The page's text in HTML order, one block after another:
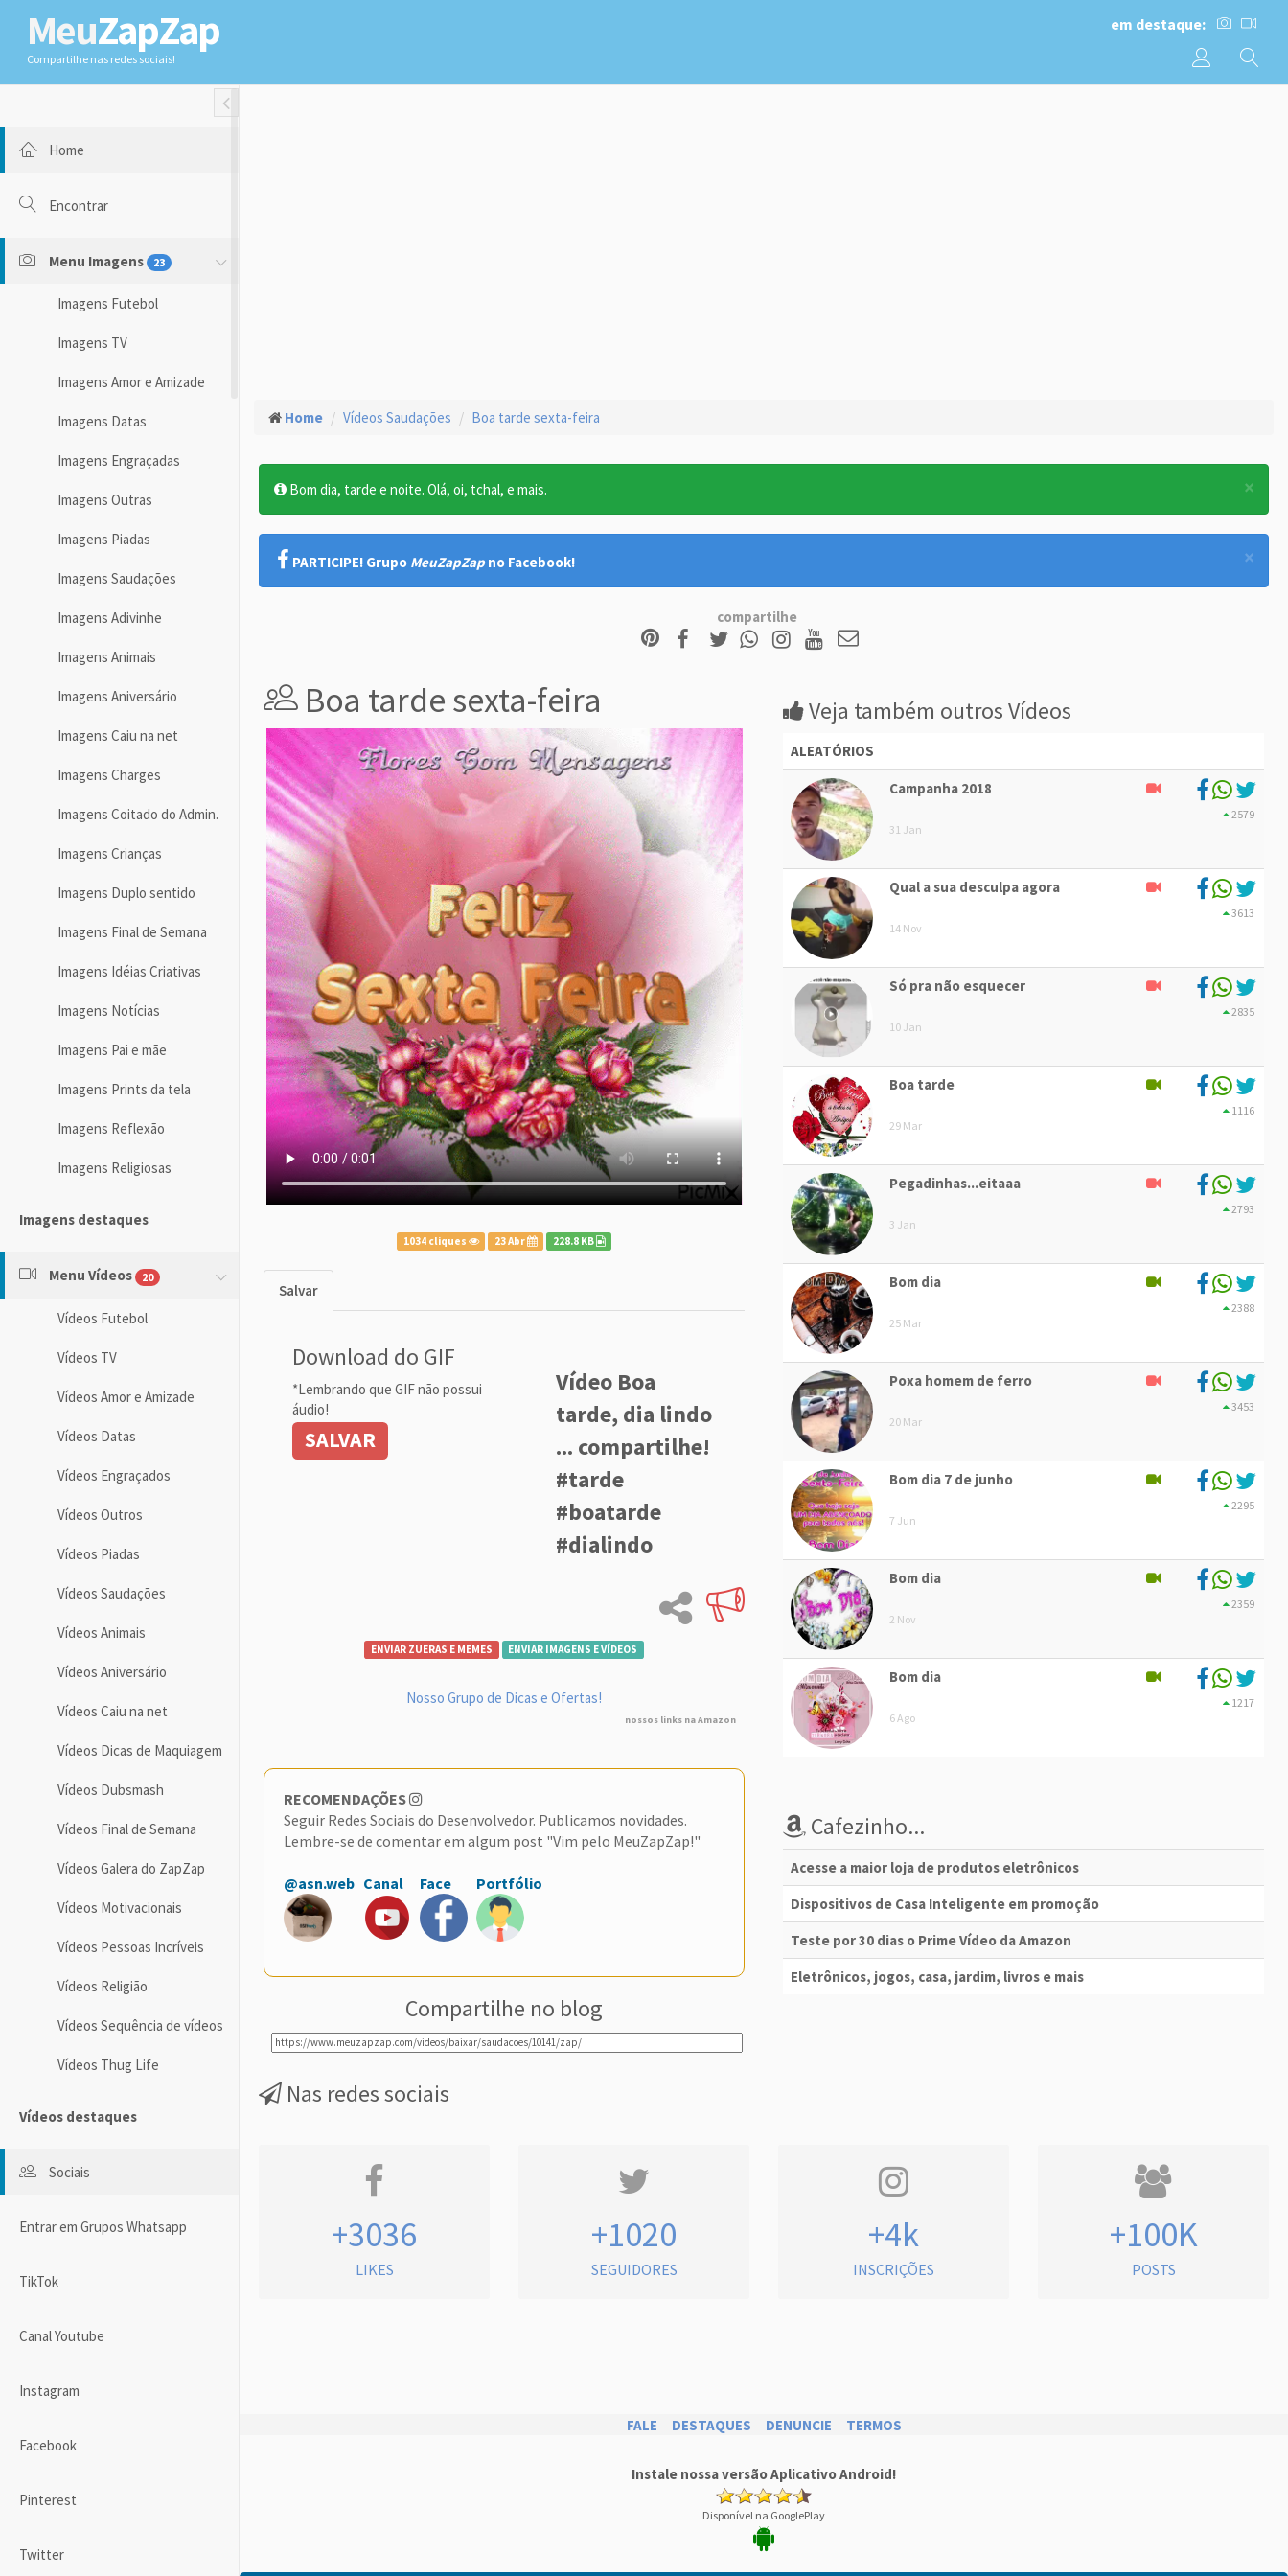
MeuZapZap
Compartilhe nas redes sociais!
em destaque:
Toggle Fullwidth
Home
Encontrar
Menu Imagens 23
Imagens Futebol
Imagens TV
Imagens Amor e Amizade
Imagens Datas
Imagens Engraçadas
Imagens Outras
Imagens Piadas
Imagens Saudações
Imagens Adivinhe
Imagens Animais
Imagens Aniversário
Imagens Caiu na net
Imagens Charges
Imagens Coitado do Admin.
Imagens Crianças
Imagens Duplo sentido
Imagens Final de Semana
Imagens Idéias Criativas
Imagens Notícias
Imagens Pai e mãe
Imagens Prints da tela
Imagens Reflexão
Imagens Religiosas
Imagens destaques
Menu Vídeos 20
Vídeos Futebol
Vídeos TV
Vídeos Amor e Amizade
Vídeos Datas
Vídeos Engraçados
Vídeos Outros
Vídeos Piadas
Vídeos Saudações
Vídeos Animais
Vídeos Aniversário
Vídeos Caiu na net
Vídeos Dicas de Maquiagem
Vídeos Dubsmash
Vídeos Final de Semana
Vídeos Galera do ZapZap
Vídeos Motivacionais
Vídeos Pessoas Incríveis
Vídeos Religião
Vídeos Sequência de vídeos
Vídeos Thug Life
Vídeos destaques
Sociais
Entrar em Grupos Whatsapp
TikTok
Canal Youtube
Instagram
Facebook
Pinterest
Twitter
Home Vídeos Saudações Boa tarde sexta-feira
×
Bom dia, tarde e noite. Olá, oi, tchal, e mais.
×
PARTICIPE! Grupo MeuZapZap no Facebook!
compartilhe
Boa tarde sexta-feira
1034 cliques 23 Abr 228.8 KB
Salvar
Download do GIF
*Lembrando que GIF não possui
áudio!
SALVAR
Vídeo Boa
tarde, dia lindo
... compartilhe!
#tarde
#boatarde
#dialindo
ENVIAR ZUERAS E MEMES ENVIAR IMAGENS E VÍDEOS
Nosso Grupo de Dicas e Ofertas!
nossos links na Amazon
RECOMENDAÇÕES
Seguir Redes Sociais do Desenvolvedor. Publicamos novidades.
Lembre-se de comentar em algum post "Vim pelo MeuZapZap!"
@asn.web Canal Face Portfólio
Compartilhe no blog
Veja também outros Vídeos
ALEATÓRIOS
Campanha 2018
31 Jan
2579
Qual a sua desculpa agora
14 Nov
3613
Só pra não esquecer
10 Jan
2835
Boa tarde
29 Mar
1116
Pegadinhas...eitaaa
3 Jan
2793
Bom dia
25 Mar
2388
Poxa homem de ferro
20 Mar
3453
Bom dia 7 de junho
7 Jun
2295
Bom dia
2 Nov
2359
Bom dia
6 Ago
1217
Cafezinho...
Acesse a maior loja de produtos eletrônicos
Dispositivos de Casa Inteligente em promoção
Teste por 30 dias o Prime Vídeo da Amazon
Eletrônicos, jogos, casa, jardim, livros e mais
Nas redes sociais
+3036
LIKES
+1020
SEGUIDORES
+4k
INSCRIÇÕES
+100K
POSTS
FALE DESTAQUES DENUNCIE TERMOS
Instale nossa versão Aplicativo Android!
Disponível na GooglePlay